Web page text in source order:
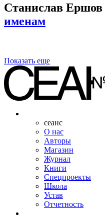
Станислав Ершов
именам
Показать еще
сеанс
О нас
Авторы
Магазин
Журнал
Книги
Спецпроекты
Школа
Устав
Отчетность